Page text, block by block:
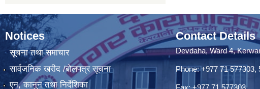
Notices
सूचना तथा समाचार
सार्वजनिक खरीद /बोलपत्र सूचना
एन, कानुन तथा निर्देशिका
Contact Details
Devdaha, Ward 4,
Phone: +977 71 577303,
Fax: +977 71 577303